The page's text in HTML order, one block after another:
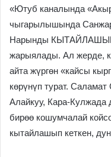
«Ютуб каналында
чыгарылышында
Нарынды КЫТАЙЛАШЫП
жарыялады. Ал жерде,
айта жүргөн «кайсы
көрүнүп турат.
Алайкуу, Кара-Кулжада
бирөө кошумчалай
кытайлашып кеткен,